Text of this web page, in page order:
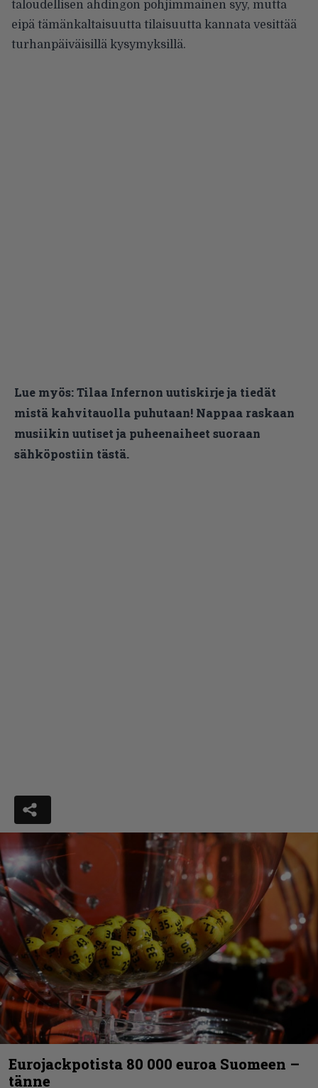
taloudellisen ahdingon pohjimmainen syy, mutta
eipä tämänkaltaisuutta tilaisuutta kannata vesittää
turhanpäiväisillä kysymyksillä.
Lue myös:Tilaa Infernon uutiskirje ja tiedät
mistä kahvitauolla puhutaan! Nappaa raskaan
musiikin uutiset ja puheenaiheet suoraan
sähköpostiin tästä.
Eurojackpotista 80 000 euroa Suomeen –
tänne